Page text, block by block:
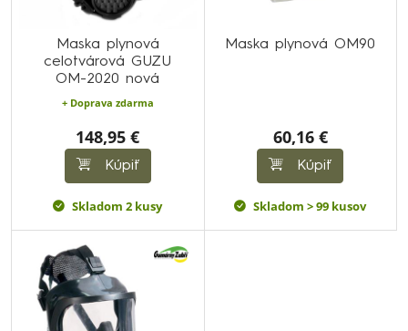
Maska plynová
celotvárová GUZU
OM-2020 nová
+ Doprava zdarma
148,95 €
Kúpiť
Skladom 2 kusy
Maska plynová OM90
60,16 €
Kúpiť
Skladom > 99 kusov